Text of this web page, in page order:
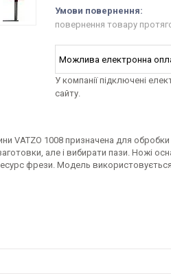
повернення товару
У компанії підключені
сайту.
VATZO 1008 призначена для
але і вибирати пази. Ножі
фрези. Модель